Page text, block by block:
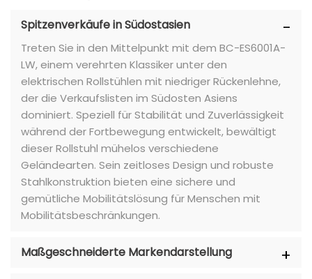
Spitzenverkäufe in Südostasien
Treten Sie in den Mittelpunkt mit dem BC-ES6001A-
LW, einem verehrten Klassiker unter den
elektrischen Rollstühlen mit niedriger Rückenlehne,
der die Verkaufslisten im Südosten Asiens
dominiert. Speziell für Stabilität und Zuverlässigkeit
während der Fortbewegung entwickelt, bewältigt
dieser Rollstuhl mühelos verschiedene
Geländearten. Sein zeitloses Design und robuste
Stahlkonstruktion bieten eine sichere und
gemütliche Mobilitätslösung für Menschen mit
Mobilitätsbeschränkungen.
Maßgeschneiderte Markendarstellung